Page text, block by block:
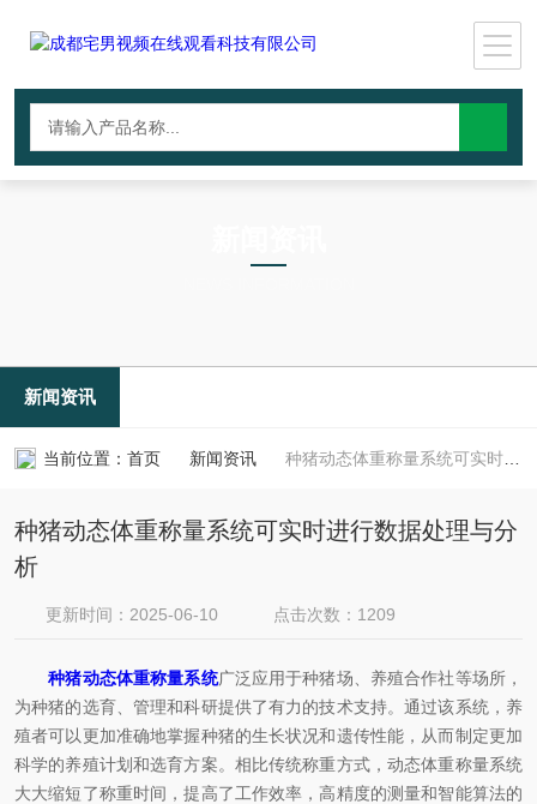
新闻资讯
当前位置： 首页 新闻资讯 种猪动态体重称量系统可实时进行数据处理与分析
种猪动态体重称量系统可实时进行数据处理与分
析
更新时间：2025-06-10 点击次数：1209
种猪动态体重称量系统广泛应用于种猪场、养殖合作社等场所，
为种猪的选育、管理和科研提供了有力的技术支持。通过该系统，养
殖者可以更加准确地掌握种猪的生长状况和遗传性能，从而制定更加
科学的养殖计划和选育方案。相比传统称重方式，动态体重称量系统
大大缩短了称重时间，提高了工作效率，高精度的测量和智能算法的